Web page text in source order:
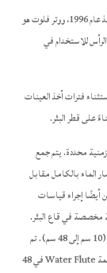
تقنية موثوق بها لرصد المياه الجوفية متعددة المستويات عالية الجودة منذ عام 1996، ووتر فلوت هو
للاستخدام في
فترات أخذ العينات
على قطر البئر.
محددة. يتم جمع
الماء بالكامل مقابل
أيضًا إجراء قياسات
مخصصة في قاع البئر.
يمكن تركيب الناي المائي في آبار يتراوح قطرها من 4 بوصة إلى 19 بوصة (10 سم إلى 48 سم). تم
تركيب الأنظمة بنجاح على عمق 425 متر (1400 قدم). وقد تم تركيب أنظمة Water Flute في 48